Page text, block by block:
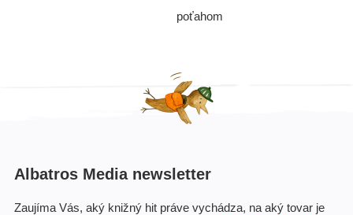
poťahom
Albatros Media newsletter
Zaujíma Vás, aký knižný hit práve vychádza, na aký tovar je